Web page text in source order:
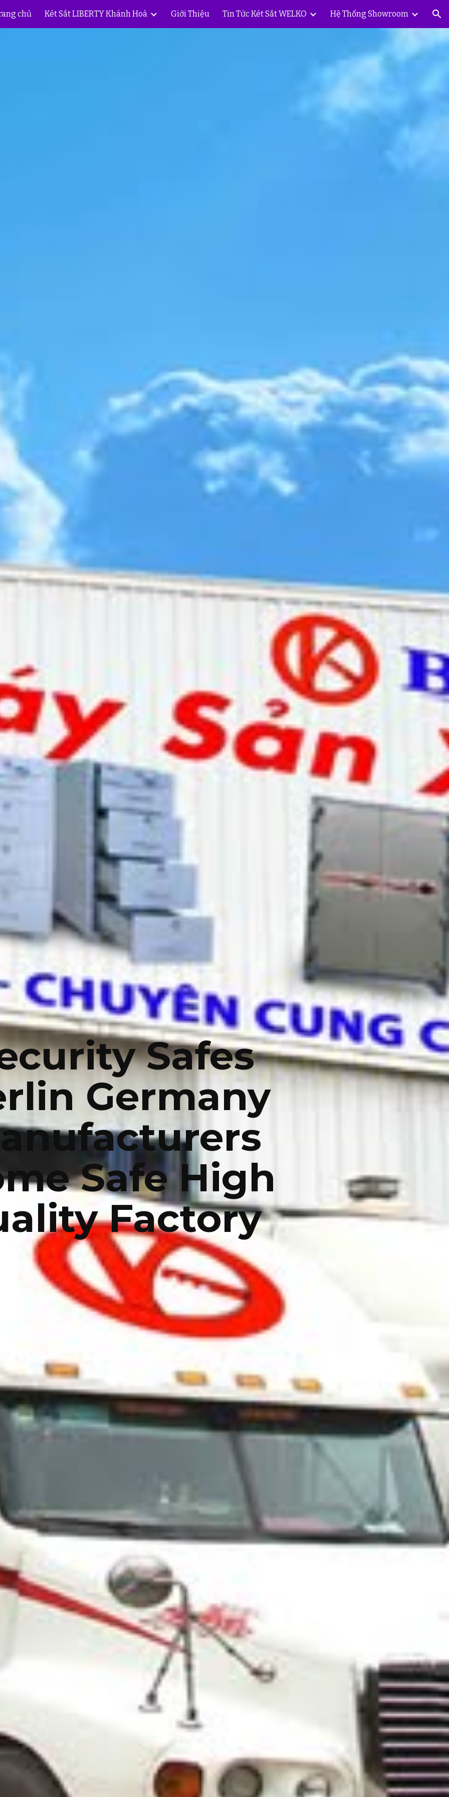
to main content Skip to navigation
chủ Két Sắt LIBERTY Khánh Hoà Giới Thiệu Tin Tức Két Sắt WELKO Hệ Thống Showroom
Safes
Germany
Safe High
Factory